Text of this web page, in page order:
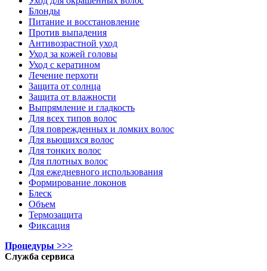
Блонды
Питание и восстановление
Против выпадения
Антивозрастной уход
Уход за кожей головы
Уход с кератином
Лечение перхоти
Защита от солнца
Защита от влажности
Выпрямление и гладкость
Для всех типов волос
Для поврежденных и ломких волос
Для вьющихся волос
Для тонких волос
Для плотных волос
Для ежедневного использования
Формирование локонов
Блеск
Объем
Термозащита
Фиксация
Процедуры >>>
Служба сервиса